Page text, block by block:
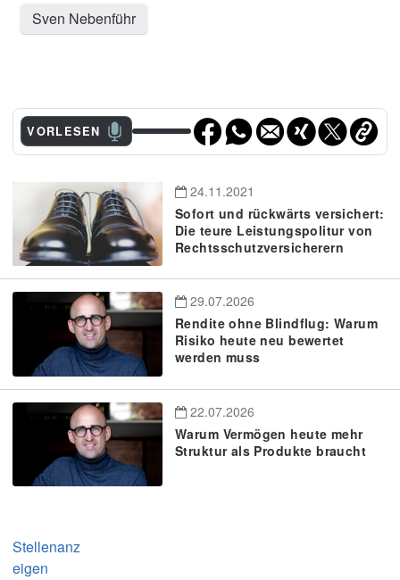
Sven Nebenführ
VORLESEN
24.11.2021
Sofort und rückwärts versichert:
Die teure Leistungspolitur von
Rechtsschutzversicherern
29.07.2026
Rendite ohne Blindflug: Warum
Risiko heute neu bewertet
werden muss
22.07.2026
Warum Vermögen heute mehr
Struktur als Produkte braucht
Stellenanz
eigen